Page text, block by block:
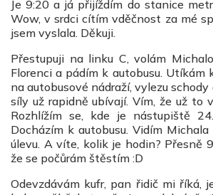
Je 9:20 a já přijíždím do stanice
Wow, v srdci cítím vděčnost za mé
jsem vyslala. Děkuji.
Přestupuji na linku C, volám
Florenci a pádím k autobusu. Utíkám
na autobusové nádraží, vylezu
síly už rapidně ubívají. Vím, že už to
Rozhlížím se, kde je nástupiště
Docházím k autobusu. Vidím
úlevu. A víte, kolik je hodin? Přesně
že se počůrám štěstím :D
Odevzdávám kufr, pan řidič mi říká,